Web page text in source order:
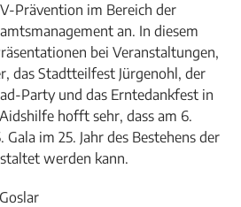
Prävention im Bereich der
an. In diesem
bei Veranstaltungen,
das Stadtteilfest Jürgenohl, der
Party und das Erntedankfest in
hofft sehr, dass am 6.
Gala im 25. Jahr des Bestehens der
werden kann.